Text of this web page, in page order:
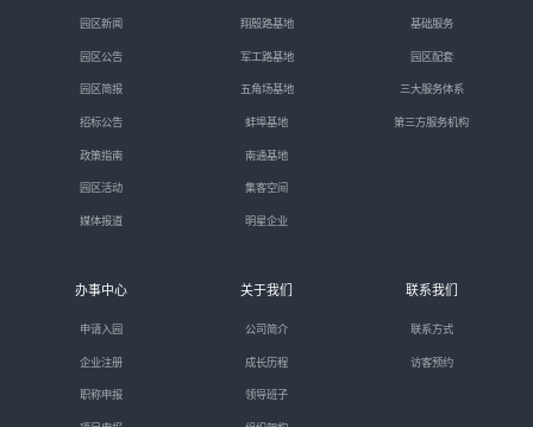
园区新闻
园区公告
园区简报
招标公告
政策指南
园区活动
媒体报道
翔殷路基地
军工路基地
五角场基地
蚌埠基地
南通基地
集客空间
明星企业
基础服务
园区配套
三大服务体系
第三方服务机构
办事中心
申请入园
企业注册
职称申报
关于我们
公司简介
成长历程
领导班子
联系我们
联系方式
访客预约